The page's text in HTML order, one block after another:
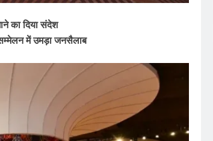
का ​दिया संदेश
में उमड़ा जनसैलाब